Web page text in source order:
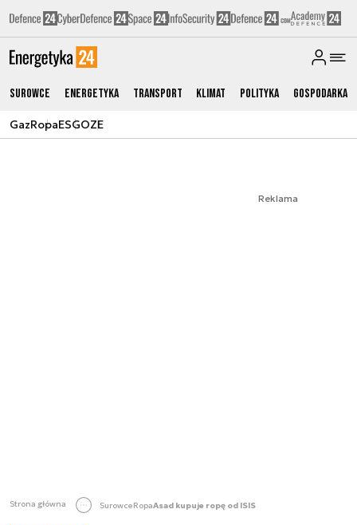
Surowce Energetyka Transport Klimat Polityka Gospodarka
GazRopaESGOZE
Reklama
Strona główna SurowceRopaAsad kupuje ropę od ISIS